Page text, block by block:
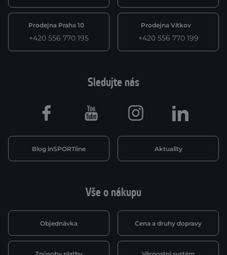
Prodejna Praha 10
+420 556 770 195
Prodejna Vítkov
+420 556 770 199
Vše o nákupu
Objednávka Cena a druhy dopravy
Sledujte nás
Blog inSPORTline Aktuality
Facebook Youtube Instagram LinkedIn